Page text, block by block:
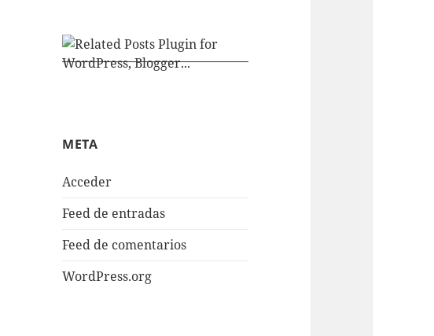
META
Acceder
Feed de entradas
Feed de comentarios
WordPress.org